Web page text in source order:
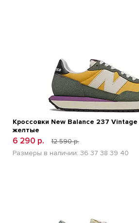
Кроссовки New Balance 237
желтые
6 290 р.
12 590 р.
Размеры в наличии: 36 37 38 39 40